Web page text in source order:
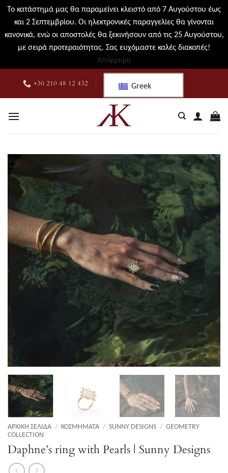
Το κατάστημά μας θα παραμείνει κλειστό από 7 Αυγούστου έως
και 2 Σεπτεμβρίου. Οι ηλεκτρονικές παραγγελίες θα γίνονται
κανονικά, ενώ οι αποστολές θα ξεκινήσουν από τις 25 Αυγούστου,
με σειρά προτεραιότητας. Σας ευχόμαστε καλές διακοπές!
Απόρριψη
περιεχόμενο
+30 210 48 12 432 Greek
ΑΡΧΙΚΉ ΣΕΛΊΔΑ / ΚΟΣΜΉΜΑΤΑ / SUNNY DESIGNS / GEOMETRY
COLLECTION
Daphne’s ring with Pearls | Sunny Designs